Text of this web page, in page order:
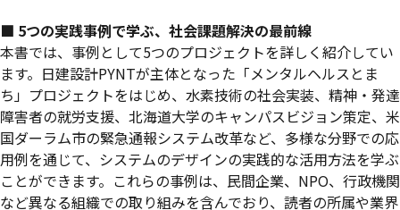
■ 5つの実践事例で学ぶ、社会課題解決の最前線
本書では、事例として5つのプロジェクトを詳しく紹介してい
ます。日建設計PYNTが主体となった「メンタルヘルスとま
ち」プロジェクトをはじめ、水素技術の社会実装、精神・発達
障害者の就労支援、北海道大学のキャンパスビジョン策定、米
国ダーラム市の緊急通報システム改革など、多様な分野での応
用例を通じて、システムのデザインの実践的な活用方法を学ぶ
ことができます。これらの事例は、民間企業、NPO、行政機関
など異なる組織での取り組みを含んでおり、読者の所属や業界